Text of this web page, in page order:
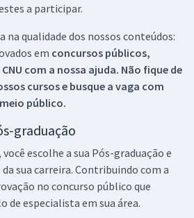
a participar.
qualidade dos nossos conteúdos:
em concursos públicos,
com a nossa ajuda. Não fique de
cursos e busque a vaga com
público.
graduação
escolhe a sua Pós-graduação e
sua carreira. Contribuindo com a
no concurso público que
de especialista em sua área.